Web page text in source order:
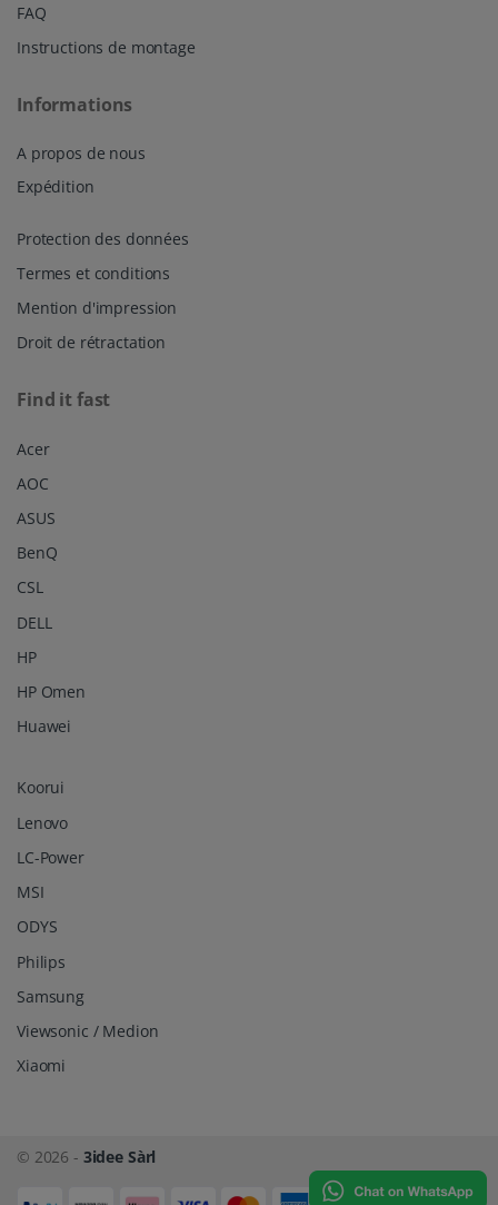
FAQ
Instructions de montage
Informations
A propos de nous
Expédition
Protection des données
Termes et conditions
Mention d'impression
Droit de rétractation
Find it fast
Acer
AOC
ASUS
BenQ
CSL
DELL
HP
HP Omen
Huawei
Koorui
Lenovo
LC-Power
MSI
ODYS
Philips
Samsung
Viewsonic / Medion
Xiaomi
© 2026 - 3idee Sàrl